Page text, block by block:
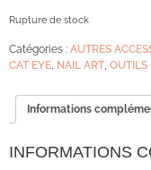
Rupture de stock
Catégories : AUTRES
CAT EYE NAIL ART, OUTILS
Informations
INFORMATIONS